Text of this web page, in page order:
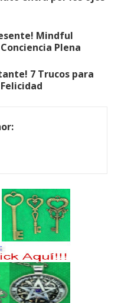
Mindful
Plena
7 Trucos para